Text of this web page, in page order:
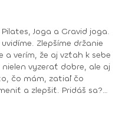
Zlepšíme držanie
verím, že aj vzťah k sebe
vyzerať dobre, ale aj
čo mám, zatiaľ čo
Pridáš sa?
vo Fitshakeri, aj vo
na mojich hodinách v